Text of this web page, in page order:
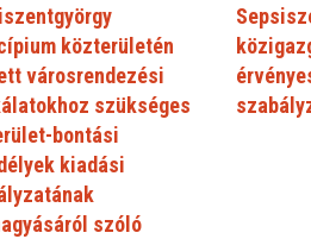
közterületén
városrendezési
szükséges
bontási
kiadási
szóló